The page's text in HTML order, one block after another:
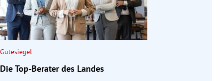
Gütesiegel
Die Top-Berater des Landes